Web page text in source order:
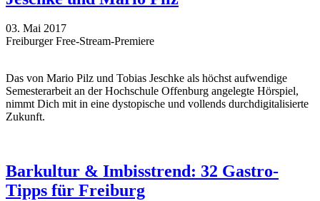
03. Mai 2017
Freiburger Free-Stream-Premiere
Das von Mario Pilz und Tobias Jeschke als höchst aufwendige
Semesterarbeit an der Hochschule Offenburg angelegte Hörspiel,
nimmt Dich mit in eine dystopische und vollends durchdigitalisierte
Zukunft.
Barkultur & Imbisstrend: 32 Gastro-
Tipps für Freiburg